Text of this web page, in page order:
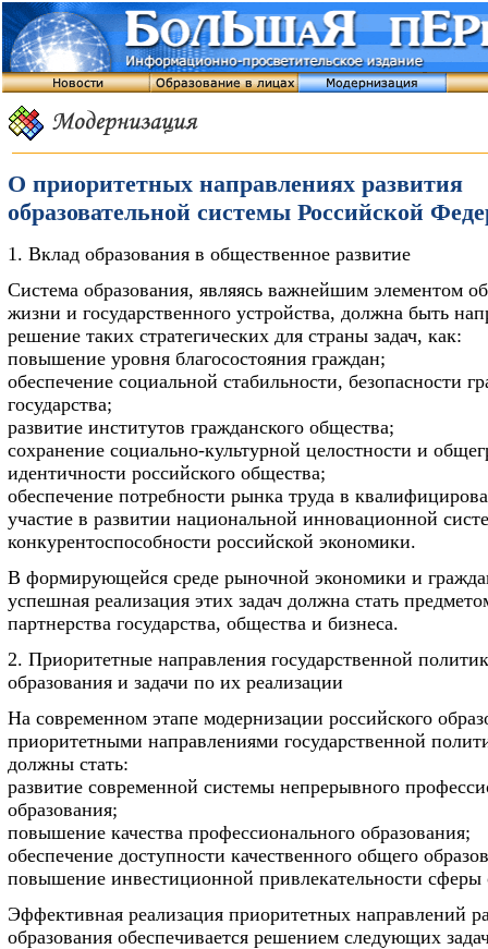
О приоритетных направлениях развития
образовательной системы Российской
1. Вклад образования в общественное развитие
Система образования, являясь важнейшим элементом
жизни и государственного устройства, должна быть
решение таких стратегических для страны задач, как:
повышение уровня благосостояния граждан;
обеспечение социальной стабильности, безопасности
государства;
развитие институтов гражданского общества;
сохранение социально-культурной целостности и
идентичности российского общества;
обеспечение потребности рынка труда в
участие в развитии национальной инновационной
конкурентоспособности российской экономики.
В формирующейся среде рыночной экономики и
успешная реализация этих задач должна стать
партнерства государства, общества и бизнеса.
2. Приоритетные направления государственной
образования и задачи по их реализации
На современном этапе модернизации российского
приоритетными направлениями государственной
должны стать:
развитие современной системы непрерывного
образования;
повышение качества профессионального образования;
обеспечение доступности качественного общего
повышение инвестиционной привлекательности сферы
Эффективная реализация приоритетных направлений
образования обеспечивается решением следующих